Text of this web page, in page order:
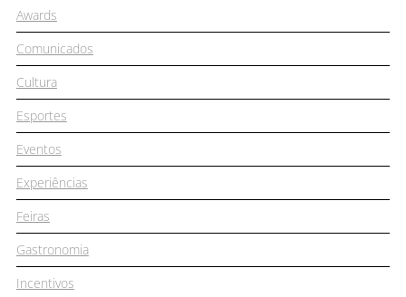
Awards
Comunicados
Cultura
Esportes
Eventos
Experiências
Feiras
Gastronomia
Incentivos